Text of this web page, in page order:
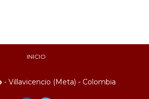
INICIO
- Villavicencio (Meta) - Colombia